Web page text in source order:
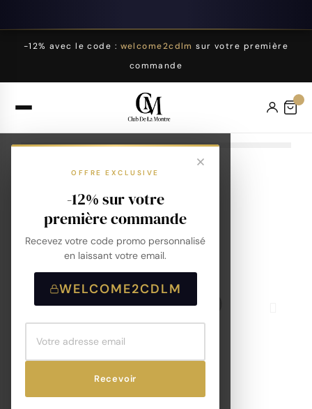
-12% avec le code : welcome2cdlm sur votre première
commande
OFFRE EXCLUSIVE
-12% sur votre
première commande
Recevez votre code promo personnalisé
en laissant votre email.
WELCOME2CDLM
Recevoir